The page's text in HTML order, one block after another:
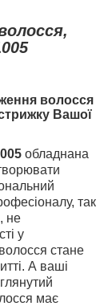
волосся
Вашої
обладнана
так
не
у
стане
А ваші
має